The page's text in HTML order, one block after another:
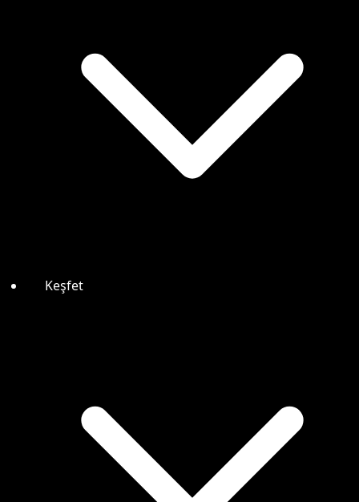
Keşfet